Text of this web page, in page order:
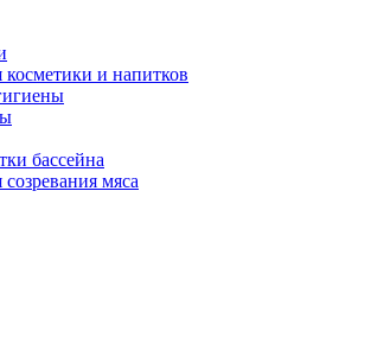
и напитков
бассейна
мяса